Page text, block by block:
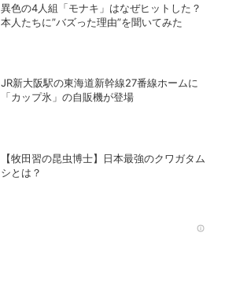
異色の4人組「モナキ」はなぜヒットした？
本人たちに”バズった理由”を聞いてみた
JR新大阪駅の東海道新幹線27番線ホームに
「カップ氷」の自販機が登場
【牧田習の昆虫博士】日本最強のクワガタム
シとは？